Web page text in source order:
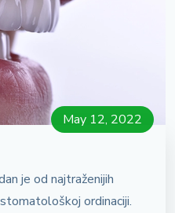
May 12, 2022
je od najtraženijih
ordinaciji.